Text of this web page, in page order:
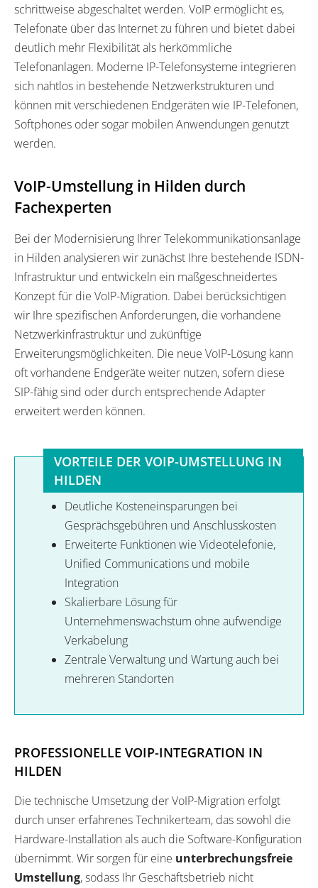
schrittweise abgeschaltet werden. VoIP ermöglicht es,
Telefonate über das Internet zu führen und bietet dabei
deutlich mehr Flexibilität als herkömmliche
Telefonanlagen. Moderne IP-Telefonsysteme integrieren
sich nahtlos in bestehende Netzwerkstrukturen und
können mit verschiedenen Endgeräten wie IP-Telefonen,
Softphones oder sogar mobilen Anwendungen genutzt
werden.
VoIP-Umstellung in Hilden durch
Fachexperten
Bei der Modernisierung Ihrer Telekommunikationsanlage
in Hilden analysieren wir zunächst Ihre bestehende ISDN-
Infrastruktur und entwickeln ein maßgeschneidertes
Konzept für die VoIP-Migration. Dabei berücksichtigen
wir Ihre spezifischen Anforderungen, die vorhandene
Netzwerkinfrastruktur und zukünftige
Erweiterungsmöglichkeiten. Die neue VoIP-Lösung kann
oft vorhandene Endgeräte weiter nutzen, sofern diese
SIP-fähig sind oder durch entsprechende Adapter
erweitert werden können.
VORTEILE DER VOIP-UMSTELLUNG IN
HILDEN
Deutliche Kosteneinsparungen bei
Gesprächsgebühren und Anschlusskosten
Erweiterte Funktionen wie Videotelefonie,
Unified Communications und mobile
Integration
Skalierbare Lösung für
Unternehmenswachstum ohne aufwendige
Verkabelung
Zentrale Verwaltung und Wartung auch bei
mehreren Standorten
PROFESSIONELLE VOIP-INTEGRATION IN
HILDEN
Die technische Umsetzung der VoIP-Migration erfolgt
durch unser erfahrenes Technikerteam, das sowohl die
Hardware-Installation als auch die Software-Konfiguration
übernimmt. Wir sorgen für eine unterbrechungsfreie
Umstellung, sodass Ihr Geschäftsbetrieb nicht